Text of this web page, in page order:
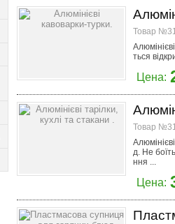
Товар
ться
Цена:
Товар
д. Не
ння ...
Цена: